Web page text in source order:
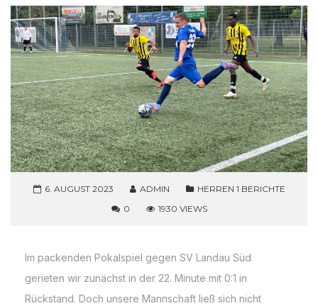
6. AUGUST 2023 ADMIN
HERREN 1 BERICHTE
0
1930 VIEWS
Im packenden Pokalspiel gegen SV Landau Süd
gerieten wir zunächst in der 22. Minute mit 0:1 in
Rückstand. Doch unsere Mannschaft ließ sich nicht